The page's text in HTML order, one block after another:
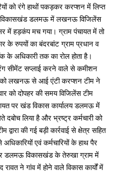
को रंगे हाथों पकड़कर करप्शन में लिप्त
विकासखंड डलमऊ में लखनऊ विजिलेंस
में हड़कंप मच गया। ग्राम पंचायत में तो
के रुपयों का बंदरबांट ग्राम प्रधान व
के अधिकारी तक का रोल होता है।
सीमेंट सप्लाई करने वाले से कमीशन
को लखनऊ से आई एंटी करप्शन टीम ने
को दोपहर की समय विजिलेंस टीम
पर खंड विकास कार्यालय डलमऊ में
दबोच लिया है और भ्रष्ट्र कर्मचारी को
की गई बड़ी कार्रवाई से क्षेत्र सहित
एवं कर्मचारियों के हाथ पैर
डलमऊ विकासखंड के तेरुखा ग्राम में
ने गांव में होने वाले विकास कार्यों में